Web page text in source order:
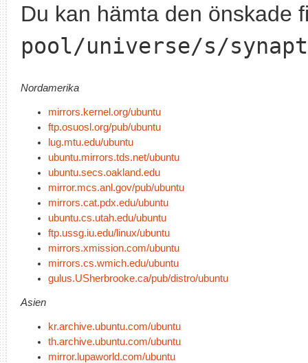
Du kan hämta den önskade
pool/universe/s/
Nordamerika
mirrors.kernel.org/ubuntu
ftp.osuosl.org/pub/ubuntu
lug.mtu.edu/ubuntu
ubuntu.mirrors.tds.net/ubuntu
ubuntu.secs.oakland.edu
mirror.mcs.anl.gov/pub/ubuntu
mirrors.cat.pdx.edu/ubuntu
ubuntu.cs.utah.edu/ubuntu
ftp.ussg.iu.edu/linux/ubuntu
mirrors.xmission.com/ubuntu
mirrors.cs.wmich.edu/ubuntu
gulus.USherbrooke.ca/pub/distro/ubuntu
Asien
kr.archive.ubuntu.com/ubuntu
th.archive.ubuntu.com/ubuntu
mirror.lupaworld.com/ubuntu